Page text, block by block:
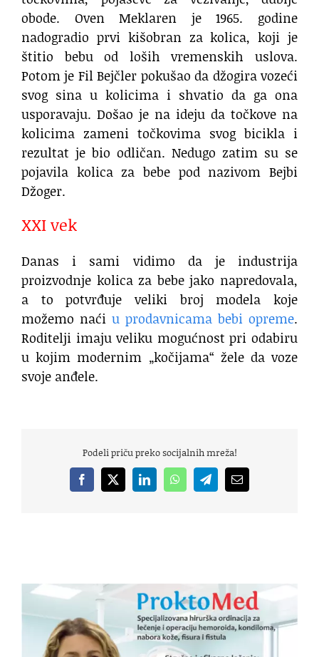
obode. Oven Meklaren je 1965. godine
nadogradio prvi kišobran za kolica, koji je
štitio bebu od loših vremenskih uslova.
Potom je Fil Bejčler pokušao da džogira vozeći
svog sina u kolicima i shvatio da ga ona
usporavaju. Došao je na ideju da točkove na
kolicima zameni točkovima svog bicikla i
rezultat je bio odličan. Nedugo zatim su se
pojavila kolica za bebe pod nazivom Bejbi
Džoger.
XXI vek
Danas i sami vidimo da je industrija
proizvodnje kolica za bebe jako napredovala,
a to potvrđuje veliki broj modela koje
možemo naći u prodavnicama bebi opreme.
Roditelji imaju veliku mogućnost pri odabiru
u kojim modernim „kočijama“ žele da voze
svoje anđele.
Podeli priču preko socijalnih mreža!
Facebook
X LinkedInWhatsAppTelegramEmail